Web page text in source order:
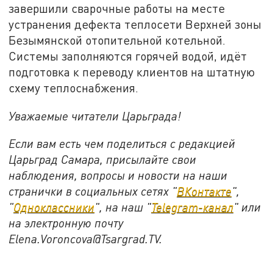
завершили сварочные работы на месте
устранения дефекта теплосети Верхней зоны
Безымянской отопительной котельной.
Системы заполняются горячей водой, идёт
подготовка к переводу клиентов на штатную
схему теплоснабжения.
Уважаемые читатели Царьграда!
Если вам есть чем поделиться с редакцией
Царьград Самара, присылайте свои
наблюдения, вопросы и новости на наши
странички в социальных сетях "ВКонтакте",
"Одноклассники", на наш "Telegram-канал" или
на электронную почту
Elena.Voroncova@Tsargrad.TV.